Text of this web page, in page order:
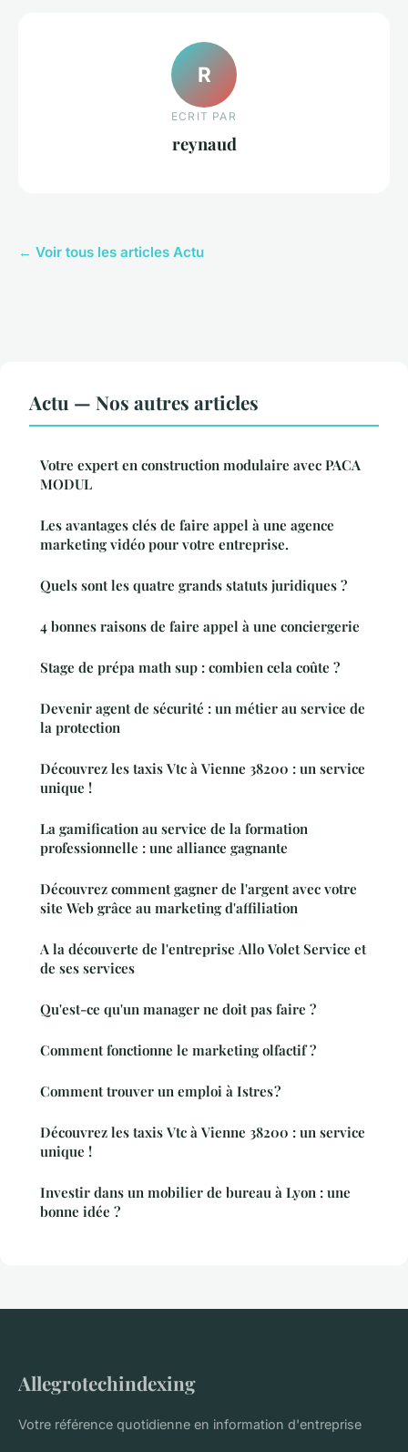
R
ECRIT PAR
reynaud
← Voir tous les articles Actu
Actu — Nos autres articles
Votre expert en construction modulaire avec PACA
MODUL
Les avantages clés de faire appel à une agence
marketing vidéo pour votre entreprise.
Quels sont les quatre grands statuts juridiques ?
4 bonnes raisons de faire appel à une conciergerie
Stage de prépa math sup : combien cela coûte ?
Devenir agent de sécurité : un métier au service de
la protection
Découvrez les taxis Vtc à Vienne 38200 : un service
unique !
La gamification au service de la formation
professionnelle : une alliance gagnante
Découvrez comment gagner de l'argent avec votre
site Web grâce au marketing d'affiliation
A la découverte de l'entreprise Allo Volet Service et
de ses services
Qu'est-ce qu'un manager ne doit pas faire ?
Comment fonctionne le marketing olfactif ?
Comment trouver un emploi à Istres ?
Découvrez les taxis Vtc à Vienne 38200 : un service
unique !
Investir dans un mobilier de bureau à Lyon : une
bonne idée ?
Allegrotechindexing
Votre référence quotidienne en information d'entreprise